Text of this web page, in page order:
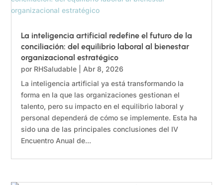
La inteligencia artificial redefine el futuro de la
conciliación: del equilibrio laboral al bienestar
organizacional estratégico
por RHSaludable
Abr 8, 2026
La inteligencia artificial ya está transformando la
forma en la que las organizaciones gestionan el
talento, pero su impacto en el equilibrio laboral y
personal dependerá de cómo se implemente. Esta ha
sido una de las principales conclusiones del IV
Encuentro Anual de...